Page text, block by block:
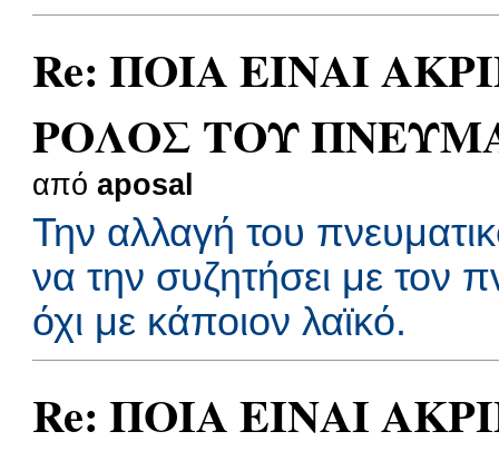
Re: ΠΟΙΑ ΕΙΝΑΙ
ΡΟΛΟΣ ΤΟΥ
απόaposal
Την αλλαγή του
να την συζητήσει με τον
όχι με κάποιον λαϊκό.
Re: ΠΟΙΑ ΕΙΝΑΙ